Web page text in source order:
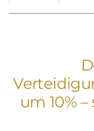
um 10%